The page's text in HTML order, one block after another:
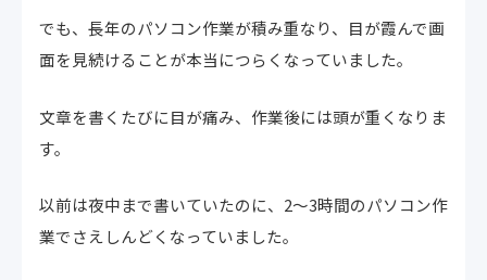
でも、長年のパソコン作業が積み重なり、目が霞んで画
面を見続けることが本当につらくなっていました。
文章を書くたびに目が痛み、作業後には頭が重くなりま
す。
以前は夜中まで書いていたのに、2〜3時間のパソコン作
業でさえしんどくなっていました。